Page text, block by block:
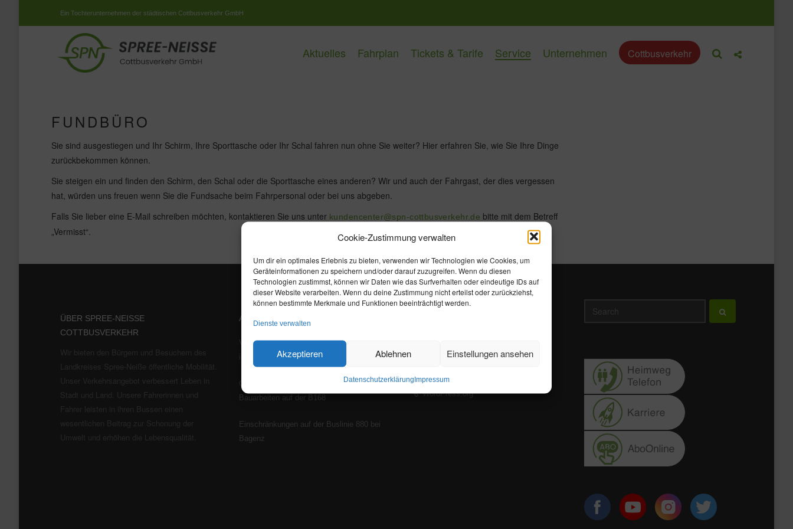
Cookie-Zustimmung verwalten
Um dir ein optimales Erlebnis zu bieten, verwenden wir Technologien wie Cookies, um
Geräteinformationen zu speichern und/oder darauf zuzugreifen. Wenn du diesen
Technologien zustimmst, können wir Daten wie das Surfverhalten oder eindeutige IDs auf
dieser Website verarbeiten. Wenn du deine Zustimmung nicht erteilst oder zurückziehst,
können bestimmte Merkmale und Funktionen beeinträchtigt werden.
Dienste verwalten
Akzeptieren Ablehnen Einstellungen ansehen
DatenschutzerklärungImpressum
Ein Tochterunternehmen der städtischen Cottbusverkehr GmbH
Aktuelles Fahrplan Tickets & Tarife Service Unternehmen Cottbusverkehr
FUNDBÜRO
Sie sind ausgestiegen und Ihr Schirm, Ihre Sporttasche oder Ihr Schal fahren nun ohne Sie weiter? Hier erfahren Sie, wie Sie Ihre Dinge
zurückbekommen können.
Sie steigen ein und finden den Schirm, den Schal oder die Sporttasche eines anderen? Wir und auch der Fahrgast, der dies vergessen
hat, würden uns freuen wenn Sie die Fundsache beim Fahrpersonal oder bei uns abgeben.
Falls Sie lieber eine E-Mail schreiben möchten, kontaktieren Sie uns unter kundencenter@spn-cottbusverkehr.de bitte mit dem Betreff
„Vermisst“.
ÜBER SPREE-NEISSE
COTTBUSVERKEHR
AKTUELLES
Verkehrseinschränkungen und Umleitungen
in Spremberg aufgrund des Heimatfestes
Geänderter Fahrtverlauf aufgrund von
Bauarbeiten auf der B168
Einschränkungen auf der Buslinie 880 bei
Bagenz
Eintrags-Feed
WordPress.org